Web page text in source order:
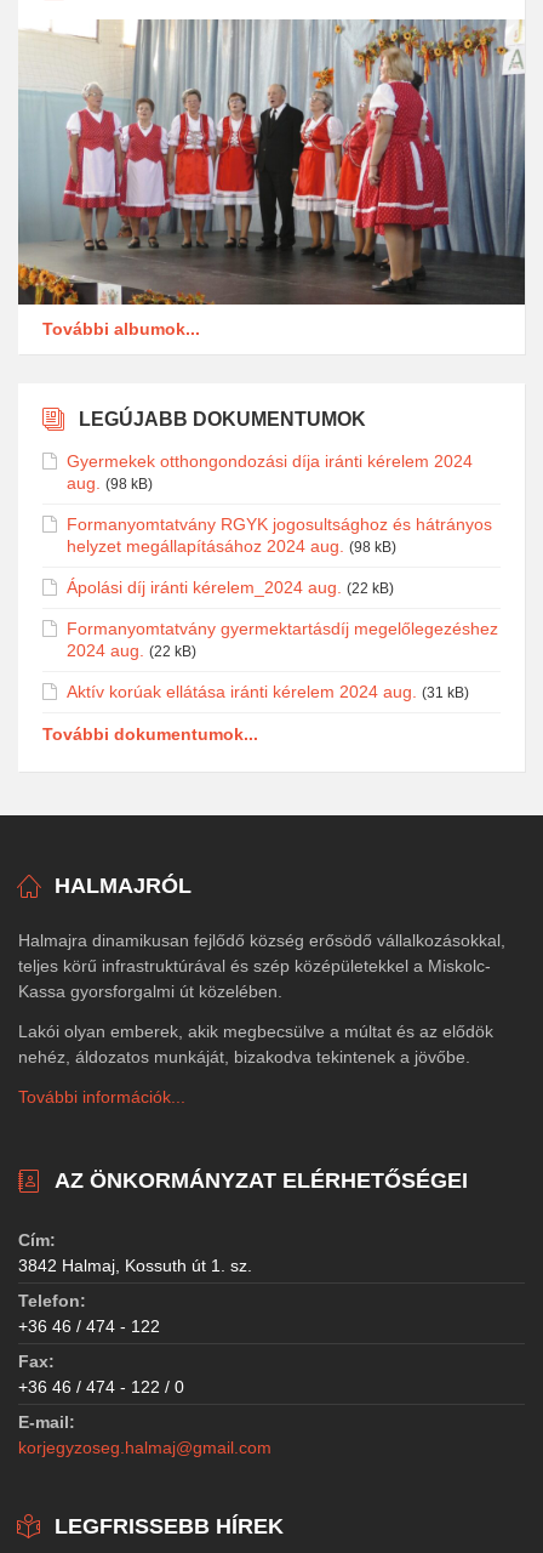
További albumok...
LEGÚJABB DOKUMENTUMOK
Gyermekek otthongondozási díja iránti kérelem 2024
aug.
(98 kB)
Formanyomtatvány RGYK jogosultsághoz és hátrányos
helyzet megállapításához 2024 aug.
(98 kB)
Ápolási díj iránti kérelem_2024 aug. (22 kB)
Formanyomtatvány gyermektartásdíj megelőlegezéshez
2024 aug.
(22 kB)
Aktív korúak ellátása iránti kérelem 2024 aug. (31 kB)
További dokumentumok...
HALMAJRÓL
Halmajra dinamikusan fejlődő község erősödő vállalkozásokkal,
teljes körű infrastruktúrával és szép középületekkel a Miskolc-
Kassa gyorsforgalmi út közelében.
Lakói olyan emberek, akik megbecsülve a múltat és az elődök
nehéz, áldozatos munkáját, bizakodva tekintenek a jövőbe.
További információk...
AZ ÖNKORMÁNYZAT ELÉRHETŐSÉGEI
Cím:
3842 Halmaj, Kossuth út 1. sz.
Telefon:
+36 46 / 474 - 122
Fax:
+36 46 / 474 - 122 / 0
E-mail:
korjegyzoseg.halmaj@gmail.com
LEGFRISSEBB HÍREK